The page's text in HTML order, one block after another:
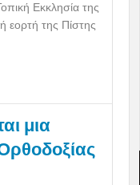
Εκκλησία της
εορτή της Πίστης
μια